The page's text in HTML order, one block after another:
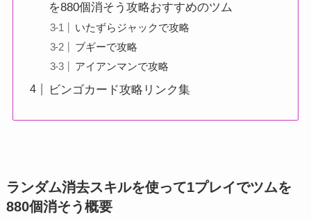
を880個消そう攻略おすすめのツム
いたずらジャックで攻略
ブギーで攻略
アイアンマンで攻略
ビンゴカード攻略リンク集
ランダム消去スキルを使って1プレイでツムを
880個消そう概要